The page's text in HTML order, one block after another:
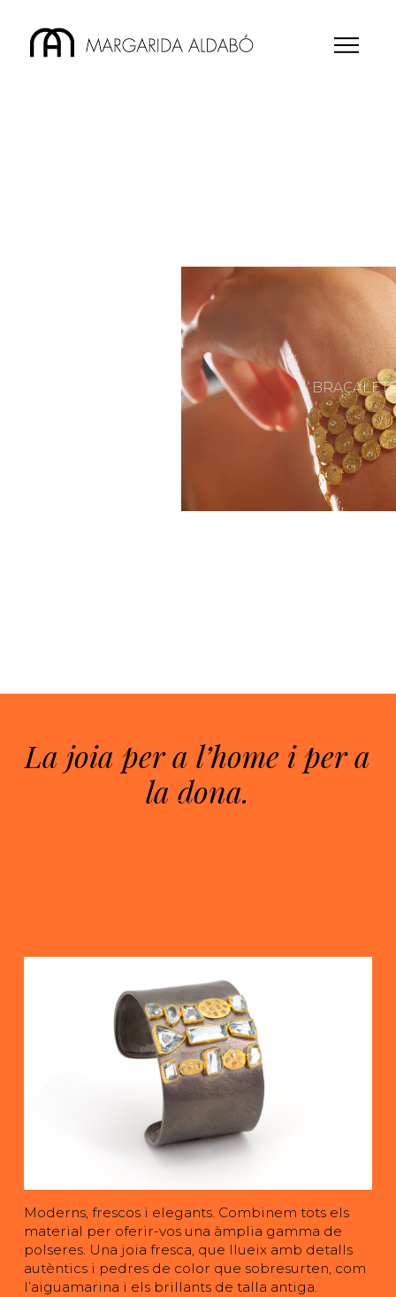
La joia per a l’home i per a
la dona.
BRAÇALETS
Moderns, frescos i elegants. Combinem tots els
material per oferir-vos una àmplia gamma de
polseres. Una joia fresca, que llueix amb detalls
autèntics i pedres de color que sobresurten, com
l’aiguamarina i els brillants de talla antiga.